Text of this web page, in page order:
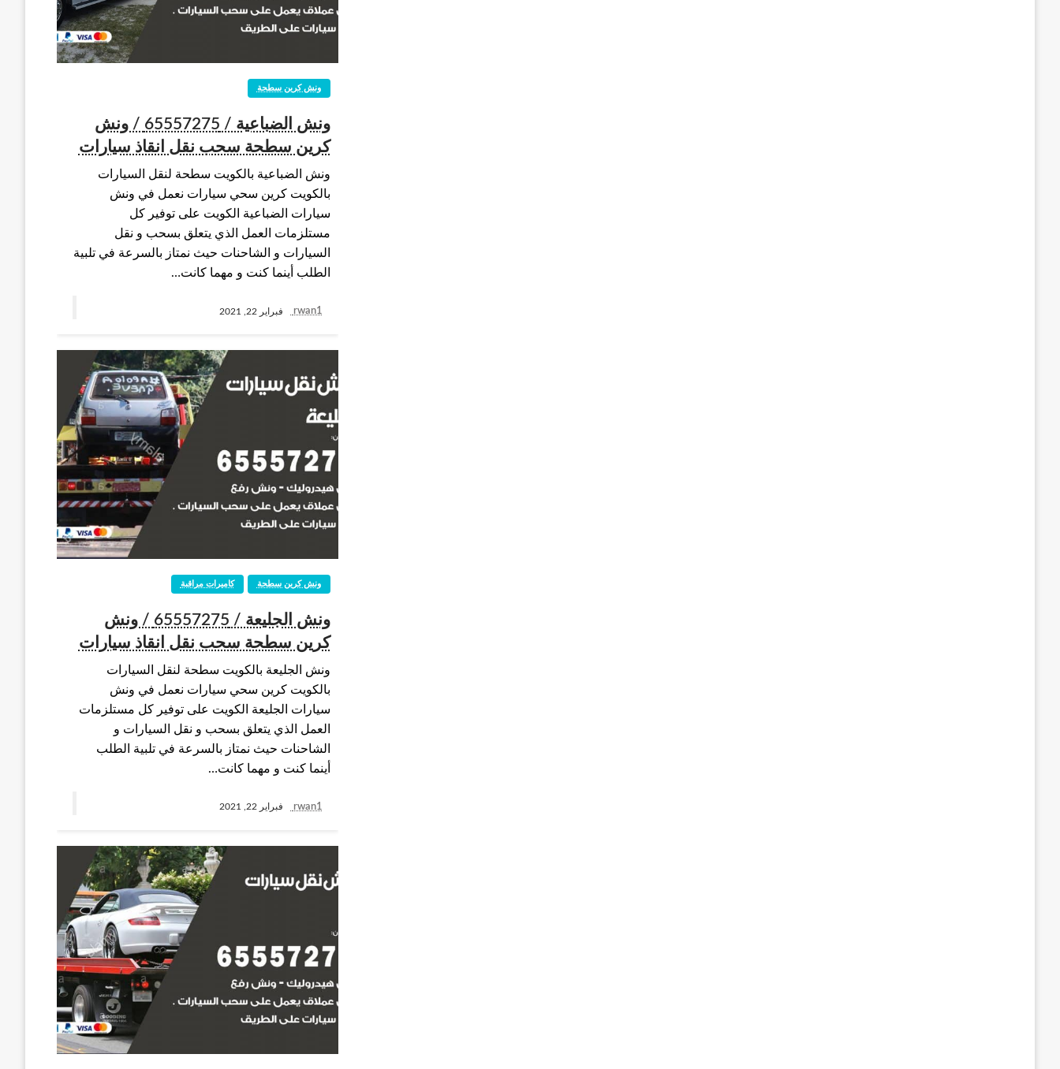
ونش كرين سطحة
ونش الضباعية / 65557275 / ونش
كرين سطحة سحب نقل انقاذ سيارات
ونش الضباعية بالكويت سطحة لنقل السيارات
بالكويت كرين سحي سيارات نعمل في ونش
سيارات الضباعية الكويت على توفير كل
مستلزمات العمل الذي يتعلق بسحب و نقل
السيارات و الشاحنات حيث نمتاز بالسرعة في تلبية
الطلب أينما كنت و مهما كانت…
rwan1 فبراير 22, 2021
كاميرات مراقبة ونش كرين سطحة
ونش الجليعة / 65557275 / ونش
كرين سطحة سحب نقل انقاذ سيارات
ونش الجليعة بالكويت سطحة لنقل السيارات
بالكويت كرين سحي سيارات نعمل في ونش
سيارات الجليعة الكويت على توفير كل مستلزمات
العمل الذي يتعلق بسحب و نقل السيارات و
الشاحنات حيث نمتاز بالسرعة في تلبية الطلب
أينما كنت و مهما كانت…
rwan1 فبراير 22, 2021